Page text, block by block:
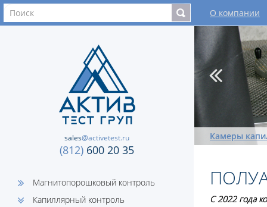
О компании
sales@activetest.ru
(812) 600 20 35
Магнитопорошковый контроль
Капиллярный контроль
Камеры
С 2022 года